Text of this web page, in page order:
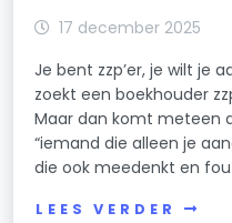
17 december 2025
Je bent zzp’er, je wilt je
zoekt een boekhouder
Maar dan komt meteen
“iemand die alleen je
die ook meedenkt en
LEES VERDER